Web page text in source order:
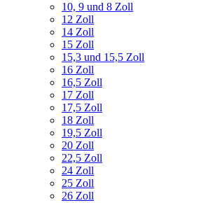
10, 9 und 8 Zoll
12 Zoll
14 Zoll
15 Zoll
15,3 und 15,5 Zoll
16 Zoll
16,5 Zoll
17 Zoll
17,5 Zoll
18 Zoll
19,5 Zoll
20 Zoll
22,5 Zoll
24 Zoll
25 Zoll
26 Zoll